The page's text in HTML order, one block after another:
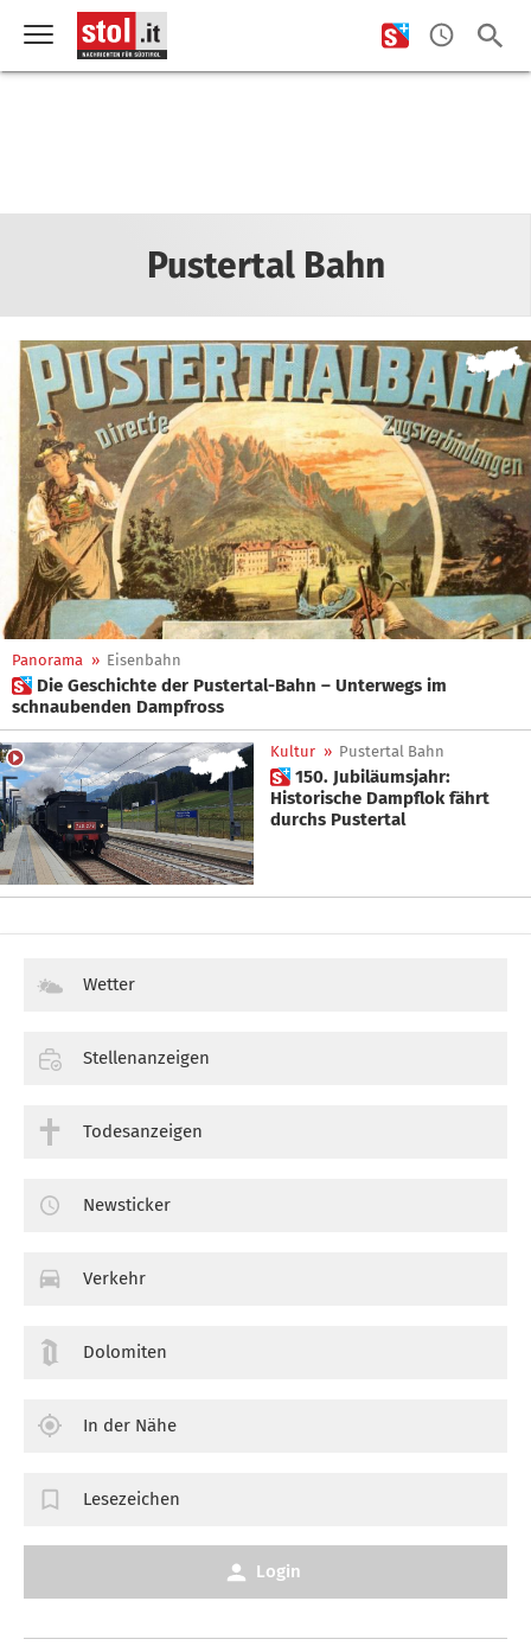
Pustertal Bahn
Panorama » Eisenbahn
 Die Geschichte der Pustertal-Bahn – Unterwegs im
schnaubenden Dampfross
Kultur » Pustertal Bahn
 150. Jubiläumsjahr:
Historische Dampflok fährt
durchs Pustertal
Wetter
Stellenanzeigen
Todesanzeigen
Newsticker
Verkehr
Dolomiten
In der Nähe
Lesezeichen
Login